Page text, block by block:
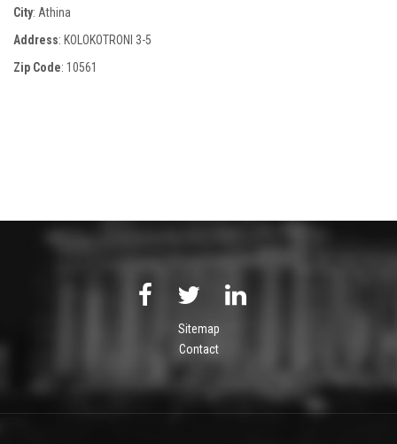
City: Athina
Address: KOLOKOTRONI 3-5
Zip Code: 10561
Sitemap
Contact